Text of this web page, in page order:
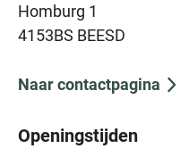
Homburg 1
4153BS BEESD
Naar contactpagina
Openingstijden